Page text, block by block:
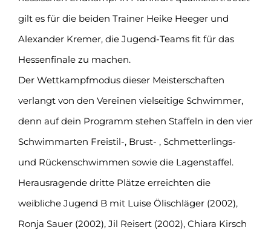
gilt es für die beiden Trainer Heike Heeger und
Alexander Kremer, die Jugend-Teams fit für das
Hessenfinale zu machen.
Der Wettkampfmodus dieser Meisterschaften
verlangt von den Vereinen vielseitige Schwimmer,
denn auf dein Programm stehen Staffeln in den vier
Schwimmarten Freistil-, Brust- , Schmetterlings-
und Rückenschwimmen sowie die Lagenstaffel.
Herausragende dritte Plätze erreichten die
weibliche Jugend B mit Luise Ölischläger (2002),
Ronja Sauer (2002), Jil Reisert (2002), Chiara Kirsch